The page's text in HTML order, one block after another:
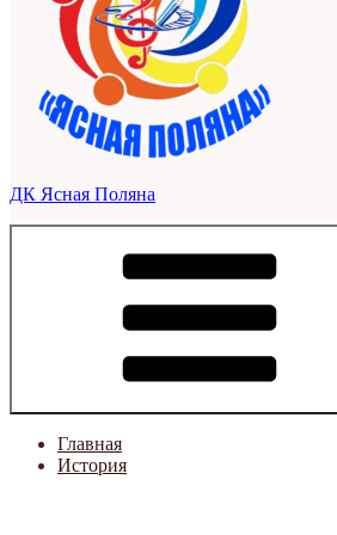
ДК Ясная Поляна
Главная
История